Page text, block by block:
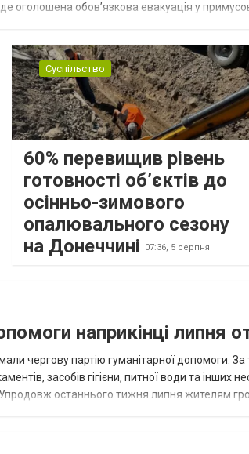
оголошена обов’язкова евакуація у
Суспільство
60% перевищив рівень
готовності об’єктів до
осінньо-зимового
опалювального сезону
на Донеччині
07:36, 5 серпня
наприкінці липня
чергову партію гуманітарної допомоги. За
засобів гігієни, питної води та інших
Упродовж останнього тижня липня жителям